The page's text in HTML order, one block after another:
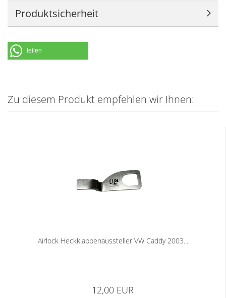
Produktsicherheit
teilen
Zu diesem Produkt empfehlen wir Ihnen:
Airlock Heckklappenaussteller VW Caddy 2003...
12,00 EUR